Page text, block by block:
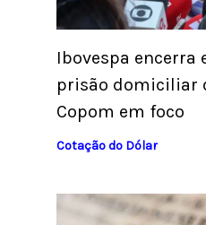
Ibovespa encerra
prisão domiciliar
Copom em foco
Cotação do Dólar